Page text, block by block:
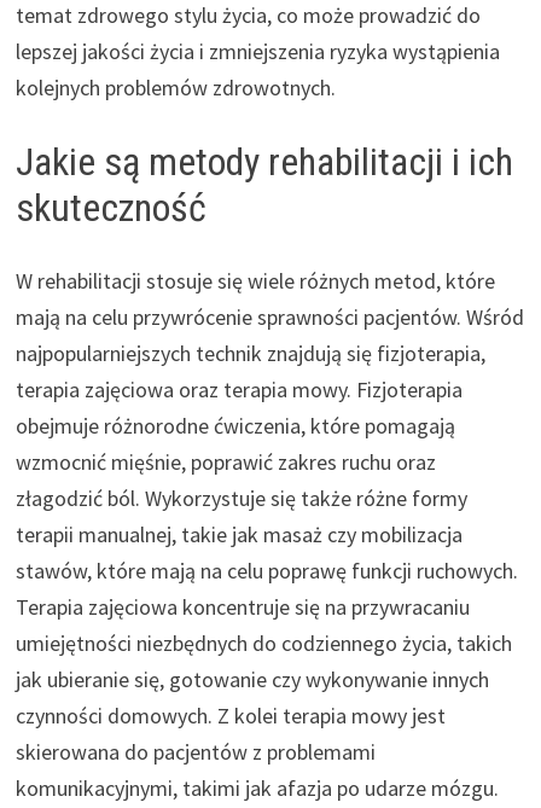
temat zdrowego stylu życia, co może prowadzić do
lepszej jakości życia i zmniejszenia ryzyka wystąpienia
kolejnych problemów zdrowotnych.
Jakie są metody rehabilitacji i ich
skuteczność
W rehabilitacji stosuje się wiele różnych metod, które
mają na celu przywrócenie sprawności pacjentów. Wśród
najpopularniejszych technik znajdują się fizjoterapia,
terapia zajęciowa oraz terapia mowy. Fizjoterapia
obejmuje różnorodne ćwiczenia, które pomagają
wzmocnić mięśnie, poprawić zakres ruchu oraz
złagodzić ból. Wykorzystuje się także różne formy
terapii manualnej, takie jak masaż czy mobilizacja
stawów, które mają na celu poprawę funkcji ruchowych.
Terapia zajęciowa koncentruje się na przywracaniu
umiejętności niezbędnych do codziennego życia, takich
jak ubieranie się, gotowanie czy wykonywanie innych
czynności domowych. Z kolei terapia mowy jest
skierowana do pacjentów z problemami
komunikacyjnymi, takimi jak afazja po udarze mózgu.